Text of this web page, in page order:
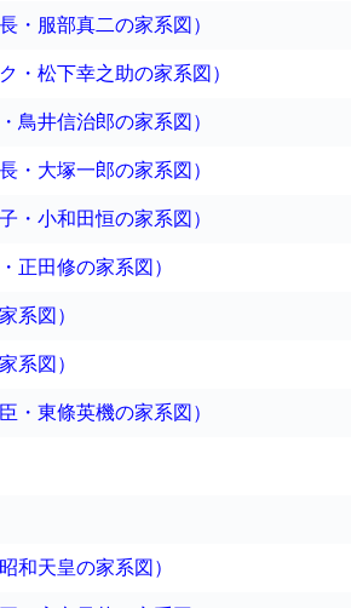
・服部真二の家系図）
・松下幸之助の家系図）
鳥井信治郎の家系図）
・大塚一郎の家系図）
・小和田恒の家系図）
正田修の家系図）
系図）
系図）
・東條英機の家系図）
和天皇の家系図）